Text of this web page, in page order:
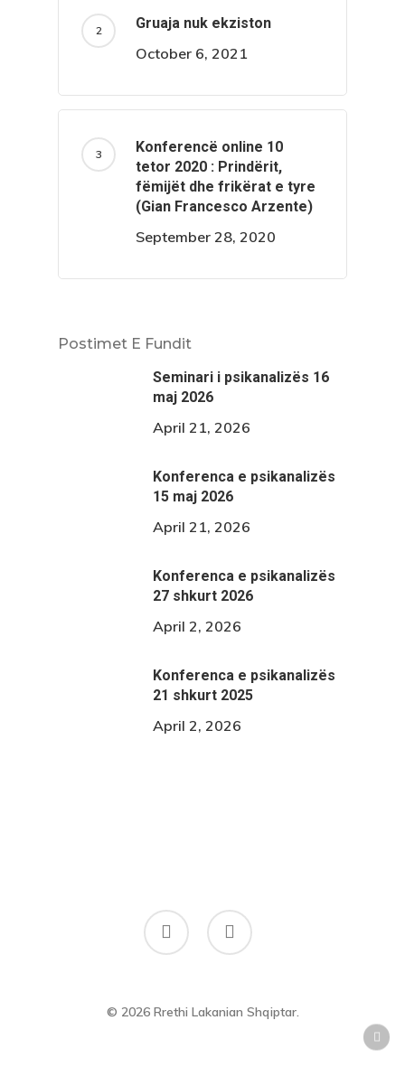
Gruaja nuk ekziston
October 6, 2021
Konferencë online 10
tetor 2020 : Prindërit,
fëmijët dhe frikërat e tyre
(Gian Francesco Arzente)
September 28, 2020
Postimet E Fundit
Seminari i psikanalizës 16
maj 2026
April 21, 2026
Konferenca e psikanalizës
15 maj 2026
April 21, 2026
Konferenca e psikanalizës
27 shkurt 2026
April 2, 2026
Konferenca e psikanalizës
21 shkurt 2025
April 2, 2026
phone email
© 2026 Rrethi Lakanian Shqiptar.